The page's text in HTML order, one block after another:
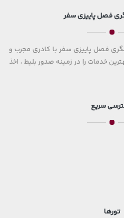
فصل پاییزی سفر
فصل پاییزی سفر با کادری مجرب و
خدمات را در زمینه صدور بلیط ، اخذ
سریع
تورها